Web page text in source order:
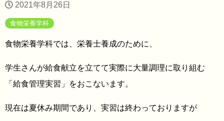
2021年8月26日
食物栄養学科
食物栄養学科では、栄養士養成のために、
学生さんが給食献立を立てて実際に大量調理に取り組む
「給食管理実習」をおこないます。
現在は夏休み期間であり、実習は終わっておりますが